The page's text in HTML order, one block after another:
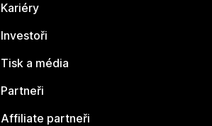
Kariéry
Investoři
Tisk a média
Partneři
Affiliate partneři